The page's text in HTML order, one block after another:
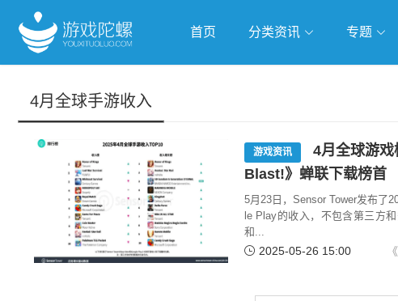
首页 分类资讯 专题
4月全球手游收入
游戏资讯
4月全球游
Blast!》蝉联下载榜首
5月23日，Sensor Tower发布了
le Play的收入，不包含第三方
和...
2025-05-26 15:00